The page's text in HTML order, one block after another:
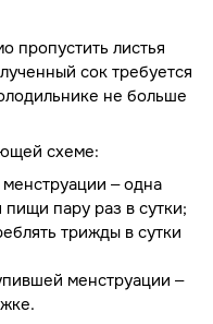
пропустить листья
сок требуется
не больше
схеме:
– одна
пару раз в сутки;
трижды в сутки
менструации –